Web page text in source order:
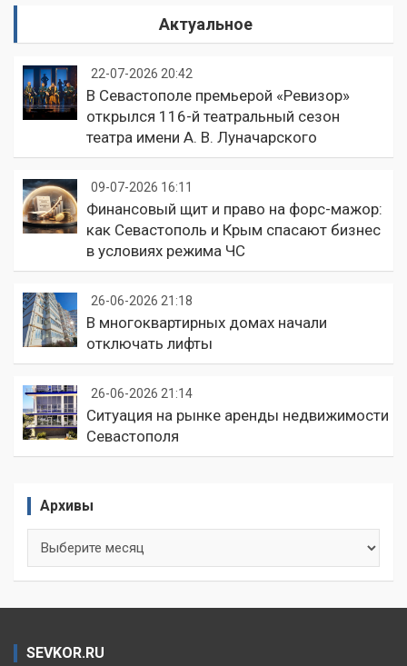
Актуальное
22-07-2026 20:42
В Севастополе премьерой «Ревизор»
открылся 116-й театральный сезон
театра имени А. В. Луначарского
09-07-2026 16:11
Финансовый щит и право на форс-мажор:
как Севастополь и Крым спасают бизнес
в условиях режима ЧС
26-06-2026 21:18
В многоквартирных домах начали
отключать лифты
26-06-2026 21:14
Ситуация на рынке аренды недвижимости
Севастополя
Архивы
SEVKOR.RU